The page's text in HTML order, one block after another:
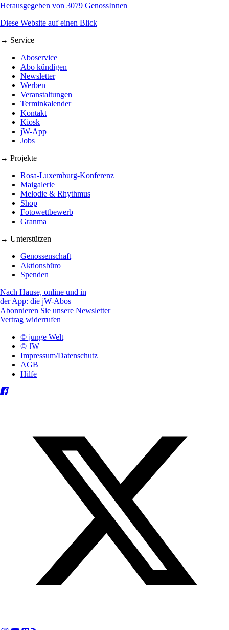
Herausgegeben von 3079 GenossInnen
Diese Website auf einen Blick
→ Service
Aboservice
Abo kündigen
Newsletter
Werben
Veranstaltungen
Terminkalender
Kontakt
Kiosk
jW-App
Jobs
→ Projekte
Rosa-Luxemburg-Konferenz
Maigalerie
Melodie & Rhythmus
Shop
Fotowettbewerb
Granma
→ Unterstützen
Genossenschaft
Aktionsbüro
Spenden
Nach Hause, online und in
der App: die jW-Abos
Abonnieren Sie unsere Newsletter
Vertrag widerrufen
© junge Welt
© JW
Impressum/Datenschutz
AGB
Hilfe